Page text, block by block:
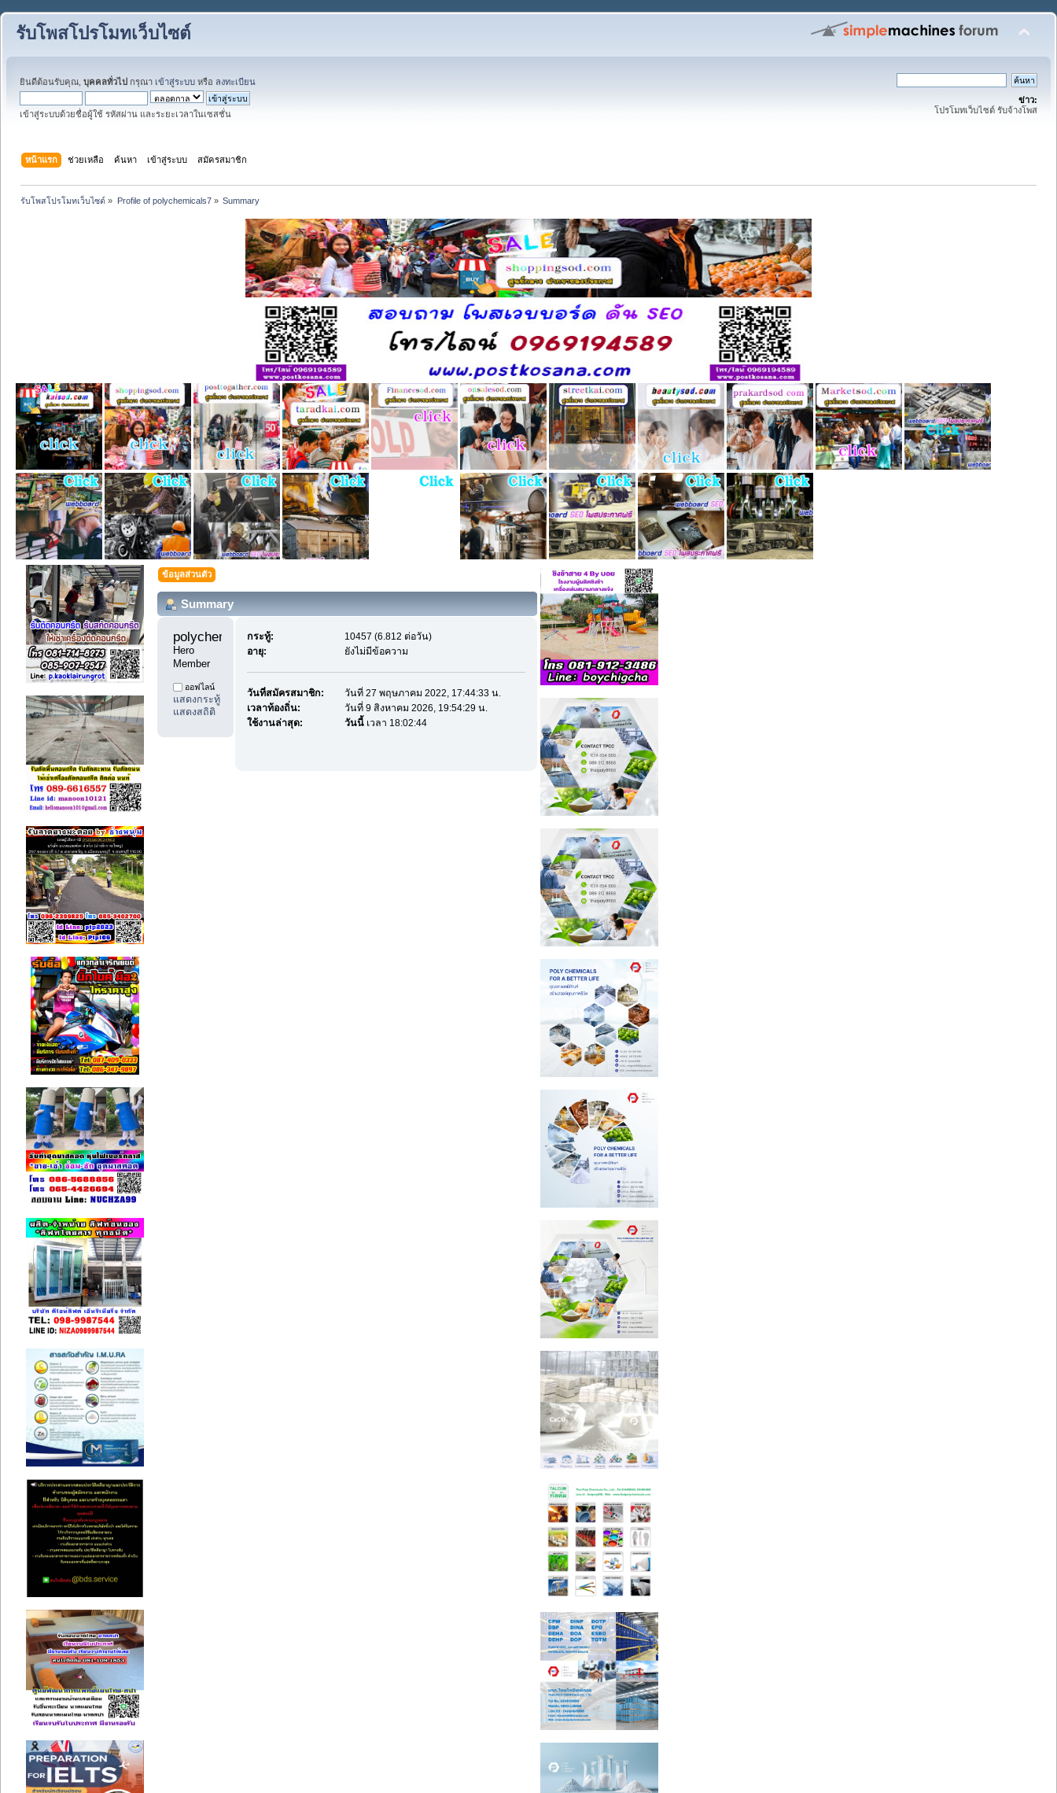
รับโพสโปรโมทเว็บไซต์
ยินดีต้อนรับคุณ, บุคคลทั่วไป กรุณา เข้าสู่ระบบ หรือ ลงทะเบียน
เข้าสู่ระบบด้วยชื่อผู้ใช้ รหัสผ่าน และระยะเวลาในเซสชั่น
ข่าว:
โปรโมทเว็บไซต์ รับจ้างโพส
หน้าแรก ช่วยเหลือ ค้นหา เข้าสู่ระบบ สมัครสมาชิก
รับโพสโปรโมทเว็บไซต์ » Profile of polychemicals7» Summary
ข้อมูลส่วนตัว
Summary
polychemicals7
Hero
Member
ออฟไลน์
แสดงกระทู้
แสดงสถิติ
กระทู้:
10457 (6.812 ต่อวัน)
อายุ:
ยังไม่มีข้อความ
วันที่สมัครสมาชิก:
วันที่ 27 พฤษภาคม 2022, 17:44:33 น.
เวลาท้องถิ่น:
วันที่ 9 สิงหาคม 2026, 19:54:29 น.
ใช้งานล่าสุด:
วันนี้เวลา 18:02:44